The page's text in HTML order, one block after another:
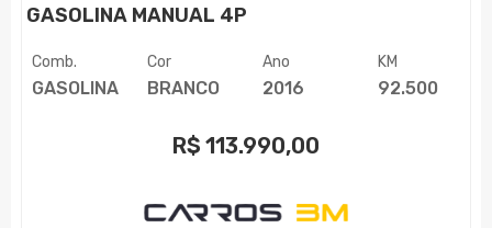
GASOLINA MANUAL 4P
Comb.
GASOLINA
Cor
BRANCO
Ano
2016
KM
92.500
R$ 113.990,00